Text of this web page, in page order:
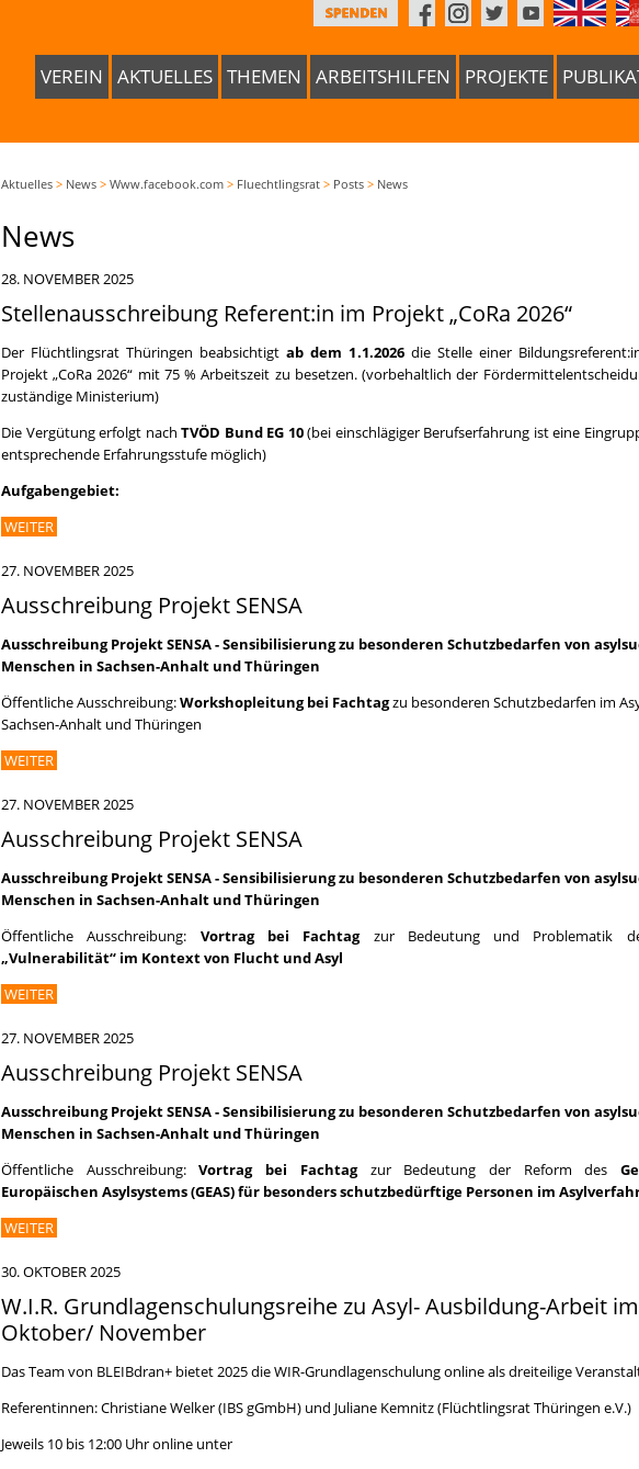
VEREIN AKTUELLES THEMEN ARBEITSHILFEN PROJEKTE
Aktuelles > News > Www.facebook.com > Fluechtlingsrat > Posts > News
News
28. NOVEMBER 2025
Stellenausschreibung Referent:in im Projekt „CoRa 2026“
Der Flüchtlingsrat Thüringen beabsichtigt ab dem 1.1.2026die Stelle einer
Projekt „CoRa 2026“ mit 75 % Arbeitszeit zu besetzen. (vorbehaltlich der
zuständige Ministerium)
Die Vergütung erfolgt nachTVÖD Bund EG 10(bei einschlägiger Berufserfahrung ist eine
entsprechende Erfahrungsstufe möglich)
Aufgabengebiet:
WEITER
27. NOVEMBER 2025
Ausschreibung Projekt SENSA
Ausschreibung ProjektSENSA - Sensibilisierung zu besonderen Schutzbedarfen von
Menschen in Sachsen-Anhalt und Thüringen
Öffentliche Ausschreibung:Workshopleitung bei Fachtagzu besonderen Schutzbedarfen im
Sachsen-Anhalt und Thüringen
WEITER
27. NOVEMBER 2025
Ausschreibung Projekt SENSA
Ausschreibung ProjektSENSA - Sensibilisierung zu besonderen Schutzbedarfen von
Menschen in Sachsen-Anhalt und Thüringen
Öffentliche Ausschreibung: Vortrag bei Fachtagzur Bedeutung und Problematik
„Vulnerabilität“ im Kontext von Flucht und Asyl
WEITER
27. NOVEMBER 2025
Ausschreibung Projekt SENSA
Ausschreibung ProjektSENSA - Sensibilisierung zu besonderen Schutzbedarfen von
Menschen in Sachsen-Anhalt und Thüringen
Öffentliche Ausschreibung:Vortrag bei Fachtagzur Bedeutung der Reform des
Europäischen Asylsystems (GEAS) für besonders schutzbedürftige Personen im
WEITER
30. OKTOBER 2025
W.I.R. Grundlagenschulungsreihe zu Asyl- Ausbildung-Arbeit im
Oktober/ November
Das Team von BLEIBdran+ bietet 2025 die WIR-Grundlagenschulung online als dreiteilige
Referentinnen: Christiane Welker (IBS gGmbH) und Juliane Kemnitz (Flüchtlingsrat Thüringen e.V.)
Jeweils 10 bis 12:00 Uhr online unter